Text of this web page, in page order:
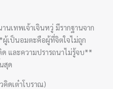
นเทพเจ้าเจินหวู่ มีรากฐานจาก
เป็นอมตะคือผู้ที่จิตใจไม่ถูก
และความปรารถนาไม่รู้จบ**
สุด
ดเต๋าโบราณ)